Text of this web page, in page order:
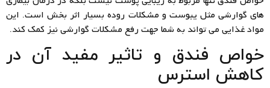
های گوارشی مثل یبوست و مشکلات روده بسیار اثر بخش است. این
مواد غذایی می تواند به شما جهت رفع مشکلات گوارشی نیز کمک کند.
خواص فندق و تاثیر مفید آن در
کاهش استرس